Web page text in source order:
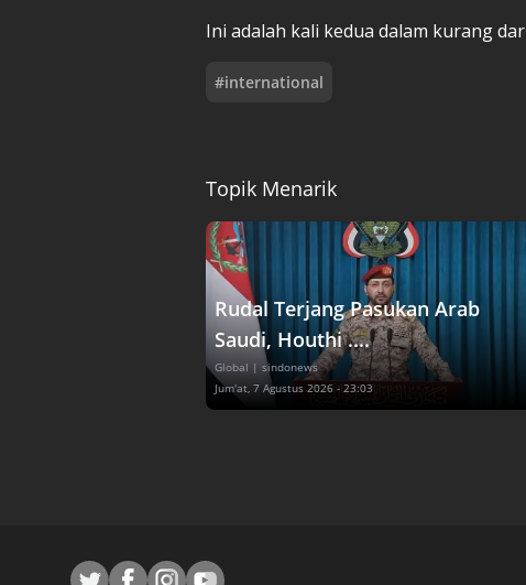
Ini adalah kali kedua dalam kurang
#international
Topik Menarik
Rudal Terjang Pasukan Arab
Saudi, Houthi ....
Global | sindonews
Jum'at, 7 Agustus 2026 - 23:03